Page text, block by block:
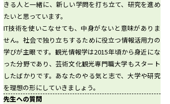
きる人と一緒に、新しい学問を打ち立て、研究を進め
たいと思っています。
IT技術を使いこなせても、中身がないと意味がありま
せん。社会で独り立ちするために役立つ情報活用力の
学びが主眼です。観光情報学は2015年頃から身近にな
った分野であり、芸術文化観光専門職大学もスタート
したばかりです。あなたのやる気と志で、大学や研究
を理想の形にしていきましょう。
先生への質問